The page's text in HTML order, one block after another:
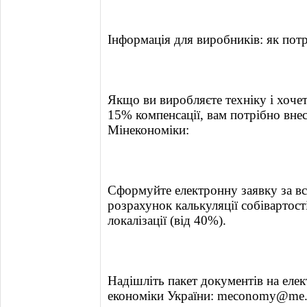
Інформація для виробників: як
Якщо ви виробляєте техніку і
15% компенсації, вам потрібно
Мінекономіки:
Сформуйте електронну заявку за
розрахунок калькуляції
локалізації (від 40%).
Надішліть пакет документів на
економіки України: